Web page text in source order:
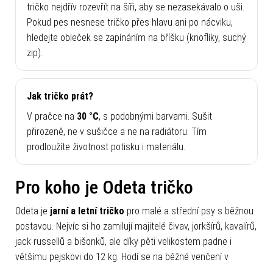
tričko nejdřív rozevřít na šíři, aby se nezasekávalo o uši.
Pokud pes nesnese tričko přes hlavu ani po nácviku,
hledejte obleček se zapínáním na bříšku (knoflíky, suchý
zip).
Jak tričko prát?
V pračce na 30 °C, s podobnými barvami. Sušit
přirozeně, ne v sušičce a ne na radiátoru. Tím
prodloužíte životnost potisku i materiálu.
Pro koho je Odeta tričko
Odeta je jarní a letní tričko pro malé a střední psy s běžnou
postavou. Nejvíc si ho zamilují majitelé čivav, jorkšírů, kavalírů,
jack russellů a bišonků, ale díky pěti velikostem padne i
většímu pejskovi do 12 kg. Hodí se na běžné venčení v